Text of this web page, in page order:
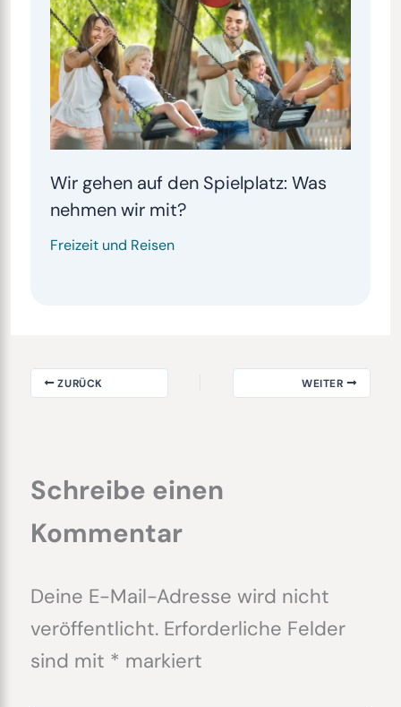
Wir gehen auf den Spielplatz: Was
nehmen wir mit?
Freizeit und Reisen
ZURÜCK WEITER
Schreibe einen
Kommentar
Deine E-Mail-Adresse wird nicht
veröffentlicht. Erforderliche Felder
sind mit * markiert